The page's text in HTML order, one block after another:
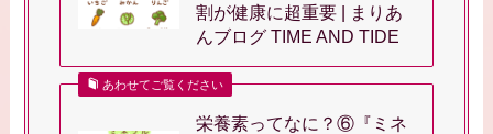
割が健康に超重要 | まりあ
んブログ TIME AND TIDE
あわせてご覧ください
栄養素ってなに？⑥『ミネ